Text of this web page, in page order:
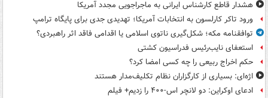
هشدار قاطع کارشناس ایرانی به ماجراجویی مجدد آمریکا
ورود تاکر کارلسون به انتخابات آمریکا؛ تهدیدی جدی برای پایگاه ترامپ
توافقنامه مکه؛ شکل‌گیری ناتوی اسلامی یا اقدامی فاقد اثر راهبردی؟
استعفای نایب‌رئیس فدراسیون کشتی
حکم اخراج ربیعی را چه کسی امضا کرد؟
اژه‌ای: بسیاری از کارگزاران نظام تکلیف‌مدار هستند
ادعای اوکراین: دو لانچر اس-۴۰۰ را زدیم+ فیلم